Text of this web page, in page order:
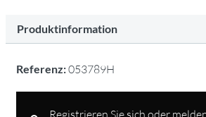
Produktinformation
Referenz:053789H
Registrieren Sie sich oder